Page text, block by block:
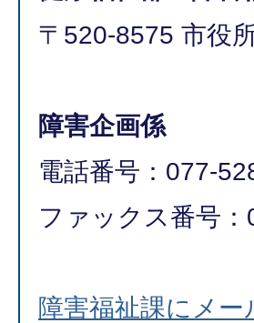
〒520-8575 市役
障害企画係
電話番号：077-
ファックス番号
障害福祉課にメー